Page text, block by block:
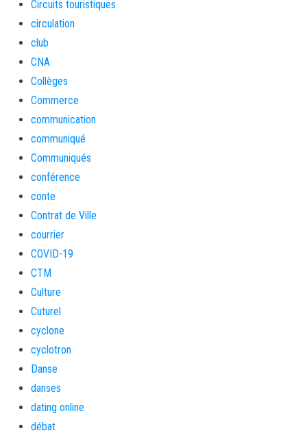
Circuits touristiques
circulation
club
CNA
Collèges
Commerce
communication
communiqué
Communiqués
conférence
conte
Contrat de Ville
courrier
COVID-19
CTM
Culture
Cuturel
cyclone
cyclotron
Danse
danses
dating online
débat